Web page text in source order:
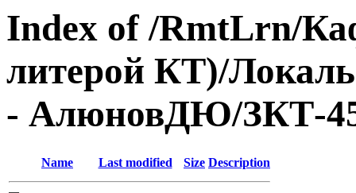
Index of /RmtLrn/
литерой КТ)/
- АлюновДЮ/ЗКТ-
Name Last modified Size Description